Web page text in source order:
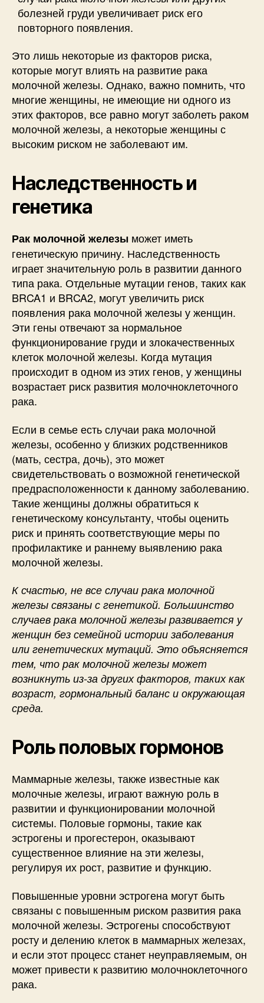
болезней груди увеличивает риск его
повторного появления.
Это лишь некоторые из факторов риска,
которые могут влиять на развитие рака
молочной железы. Однако, важно помнить, что
многие женщины, не имеющие ни одного из
этих факторов, все равно могут заболеть раком
молочной железы, а некоторые женщины с
высоким риском не заболевают им.
Наследственность и
генетика
Рак молочной железы может иметь
генетическую причину. Наследственность
играет значительную роль в развитии данного
типа рака. Отдельные мутации генов, таких как
BRCA1 и BRCA2, могут увеличить риск
появления рака молочной железы у женщин.
Эти гены отвечают за нормальное
функционирование груди и злокачественных
клеток молочной железы. Когда мутация
происходит в одном из этих генов, у женщины
возрастает риск развития молочноклеточного
рака.
Если в семье есть случаи рака молочной
железы, особенно у близких родственников
(мать, сестра, дочь), это может
свидетельствовать о возможной генетической
предрасположенности к данному заболеванию.
Такие женщины должны обратиться к
генетическому консультанту, чтобы оценить
риск и принять соответствующие меры по
профилактике и раннему выявлению рака
молочной железы.
К счастью, не все случаи рака молочной
железы связаны с генетикой. Большинство
случаев рака молочной железы развивается у
женщин без семейной истории заболевания
или генетических мутаций. Это объясняется
тем, что рак молочной железы может
возникнуть из-за других факторов, таких как
возраст, гормональный баланс и окружающая
среда.
Роль половых гормонов
Маммарные железы, также известные как
молочные железы, играют важную роль в
развитии и функционировании молочной
системы. Половые гормоны, такие как
эстрогены и прогестерон, оказывают
существенное влияние на эти железы,
регулируя их рост, развитие и функцию.
Повышенные уровни эстрогена могут быть
связаны с повышенным риском развития рака
молочной железы. Эстрогены способствуют
росту и делению клеток в маммарных железах,
и если этот процесс станет неуправляемым, он
может привести к развитию молочноклеточного
рака.